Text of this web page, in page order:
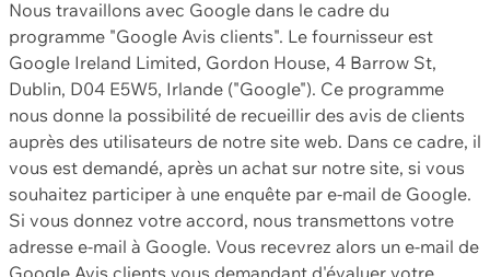
Nous travaillons avec Google dans le cadre du
programme "Google Avis clients". Le fournisseur est
Google Ireland Limited, Gordon House, 4 Barrow St,
Dublin, D04 E5W5, Irlande ("Google"). Ce programme
nous donne la possibilité de recueillir des avis de clients
auprès des utilisateurs de notre site web. Dans ce cadre, il
vous est demandé, après un achat sur notre site, si vous
souhaitez participer à une enquête par e-mail de Google.
Si vous donnez votre accord, nous transmettons votre
adresse e-mail à Google. Vous recevrez alors un e-mail de